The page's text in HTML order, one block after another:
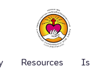
Resources